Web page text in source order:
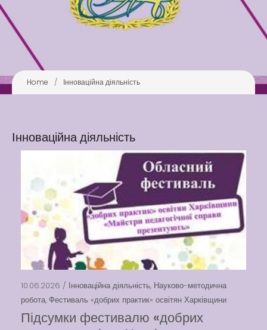
Play is Our Brain’s Favorite
New Friends Everyday at
Kiddie
Latter match class
Swimming Lessons at New
Pool
Play is Our Brain’s Favorite
Home / Інноваційна діяльність
Інноваційна діяльність
10.06.2026 / Інноваційна діяльність, Науково-методична
робота, Фестиваль «добрих практик» освітян Харківщини
Підсумки фестивалю «добрих